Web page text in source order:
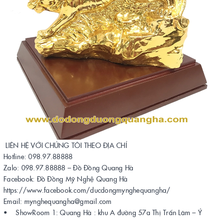
LIÊN HỆ VỚI CHÚNG TÔI THEO ĐỊA CHỈ
Hotline: 098.97.88888
Zalo: 098.97.88888 – Đồ Đồng Quang Hà
Facebook: Đồ Đồng Mỹ Nghệ Quang Hà
https://www.facebook.com/ducdongmynghequangha/
Email: mynghequangha@gmail.com
• ShowRoom 1: Quang Hà : khu A đường 57a Thị Trấn Lâm – Ý